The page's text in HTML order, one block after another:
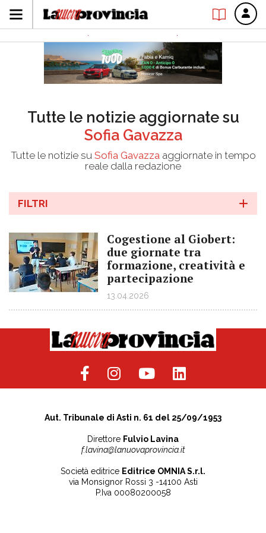
Tutte le notizie aggiornate su
Sofia Gavazza
Tutte le notizie su Sofia Gavazzaaggiornate in tempo
reale dalla redazione
FILTRI
Cogestione al Giobert:
due giornate tra
formazione, creatività e
partecipazione
13.04.2026
Aut. Tribunale di Asti n. 61 del 25/09/1953
Direttore Fulvio Lavina
f.lavina@lanuovaprovincia.it
Società editrice Editrice OMNIA S.r.l.
via Monsignor Rossi 3 -14100 Asti
P.Iva 00080200058